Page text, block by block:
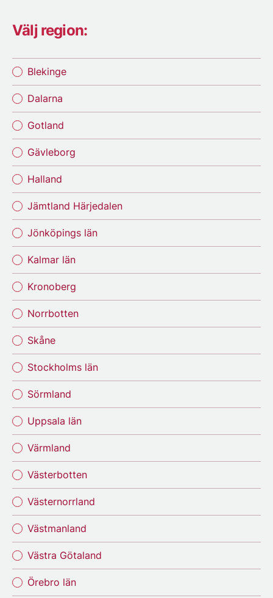
Välj region:
Blekinge
Dalarna
Gotland
Gävleborg
Halland
Jämtland Härjedalen
Jönköpings län
Kalmar län
Kronoberg
Norrbotten
Skåne
Stockholms län
Sörmland
Uppsala län
Värmland
Västerbotten
Västernorrland
Västmanland
Västra Götaland
Örebro län